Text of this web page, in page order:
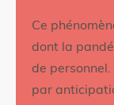
Ce
dont la
de
par